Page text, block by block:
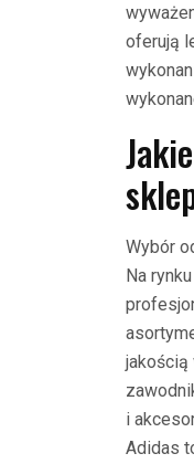
oferują
Wybór
Na
jakością
i
Adidas